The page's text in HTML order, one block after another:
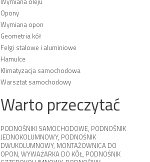
Opony
Wymiana opon
Geometria kół
Felgi stalowe i aluminiowe
Hamulce
Klimatyzacja samochodowa
Warsztat samochodowy
Warto przeczytać
PODNOŚNIKI SAMOCHODOWE, PODNOŚNIK
JEDNOKOLUMNOWY, PODNOŚNIK
DWUKOLUMNOWY, MONTAŻOWNICA DO
OPON, WYWAŻARKA DO KÓŁ, PODNOŚNIK